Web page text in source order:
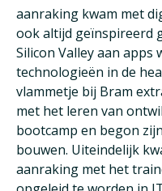
aanraking kwam met
ook altijd geïnspireerd
Silicon Valley aan
technologieën in de
vlammetje bij Bram
met het leren van
bootcamp en begon
bouwen. Uiteindelijk
aanraking met het